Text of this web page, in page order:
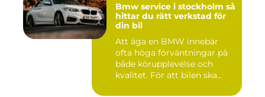
Bmw service i stockholm så
hittar du rätt verkstad för
din bil
Att äga en BMW innebär
ofta höga förväntningar på
både körupplevelse och
kvalitet. För att bilen ska...